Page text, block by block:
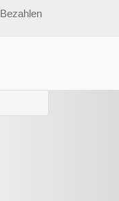
Bezahlen